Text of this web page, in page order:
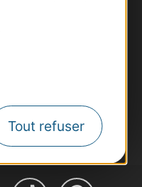
Tout refuser
des
et de sorties.